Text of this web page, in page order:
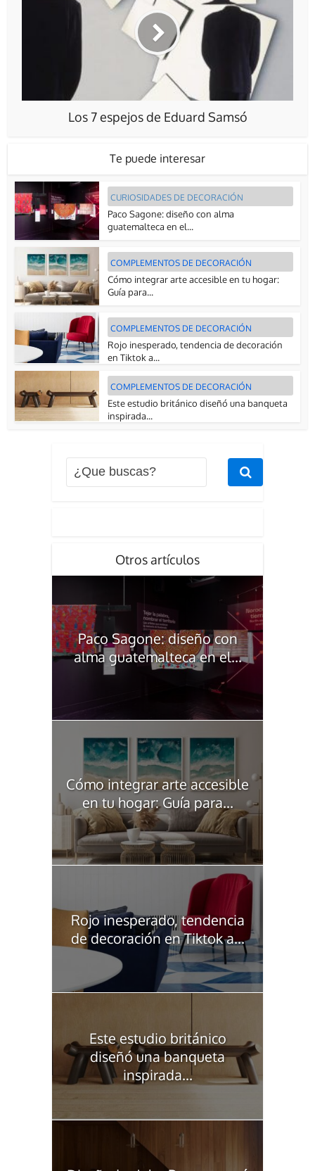
Los 7 espejos de Eduard Samsó
Te puede interesar
CURIOSIDADES DE DECORACIÓN
Paco Sagone: diseño con alma
guatemalteca en el...
COMPLEMENTOS DE DECORACIÓN
Cómo integrar arte accesible en tu hogar:
Guía para...
COMPLEMENTOS DE DECORACIÓN
Rojo inesperado, tendencia de decoración
en Tiktok a...
COMPLEMENTOS DE DECORACIÓN
Este estudio británico diseñó una banqueta
inspirada...
Otros artículos
Paco Sagone: diseño con
alma guatemalteca en el...
Cómo integrar arte accesible
en tu hogar: Guía para...
Rojo inesperado, tendencia
de decoración en Tiktok a...
Este estudio británico
diseñó una banqueta
inspirada...